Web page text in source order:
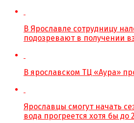
В Ярославле сотрудницу
подозревают в получении
В ярославском ТЦ «Аура»
Ярославцы смогут начать
вода прогреется хотя бы до